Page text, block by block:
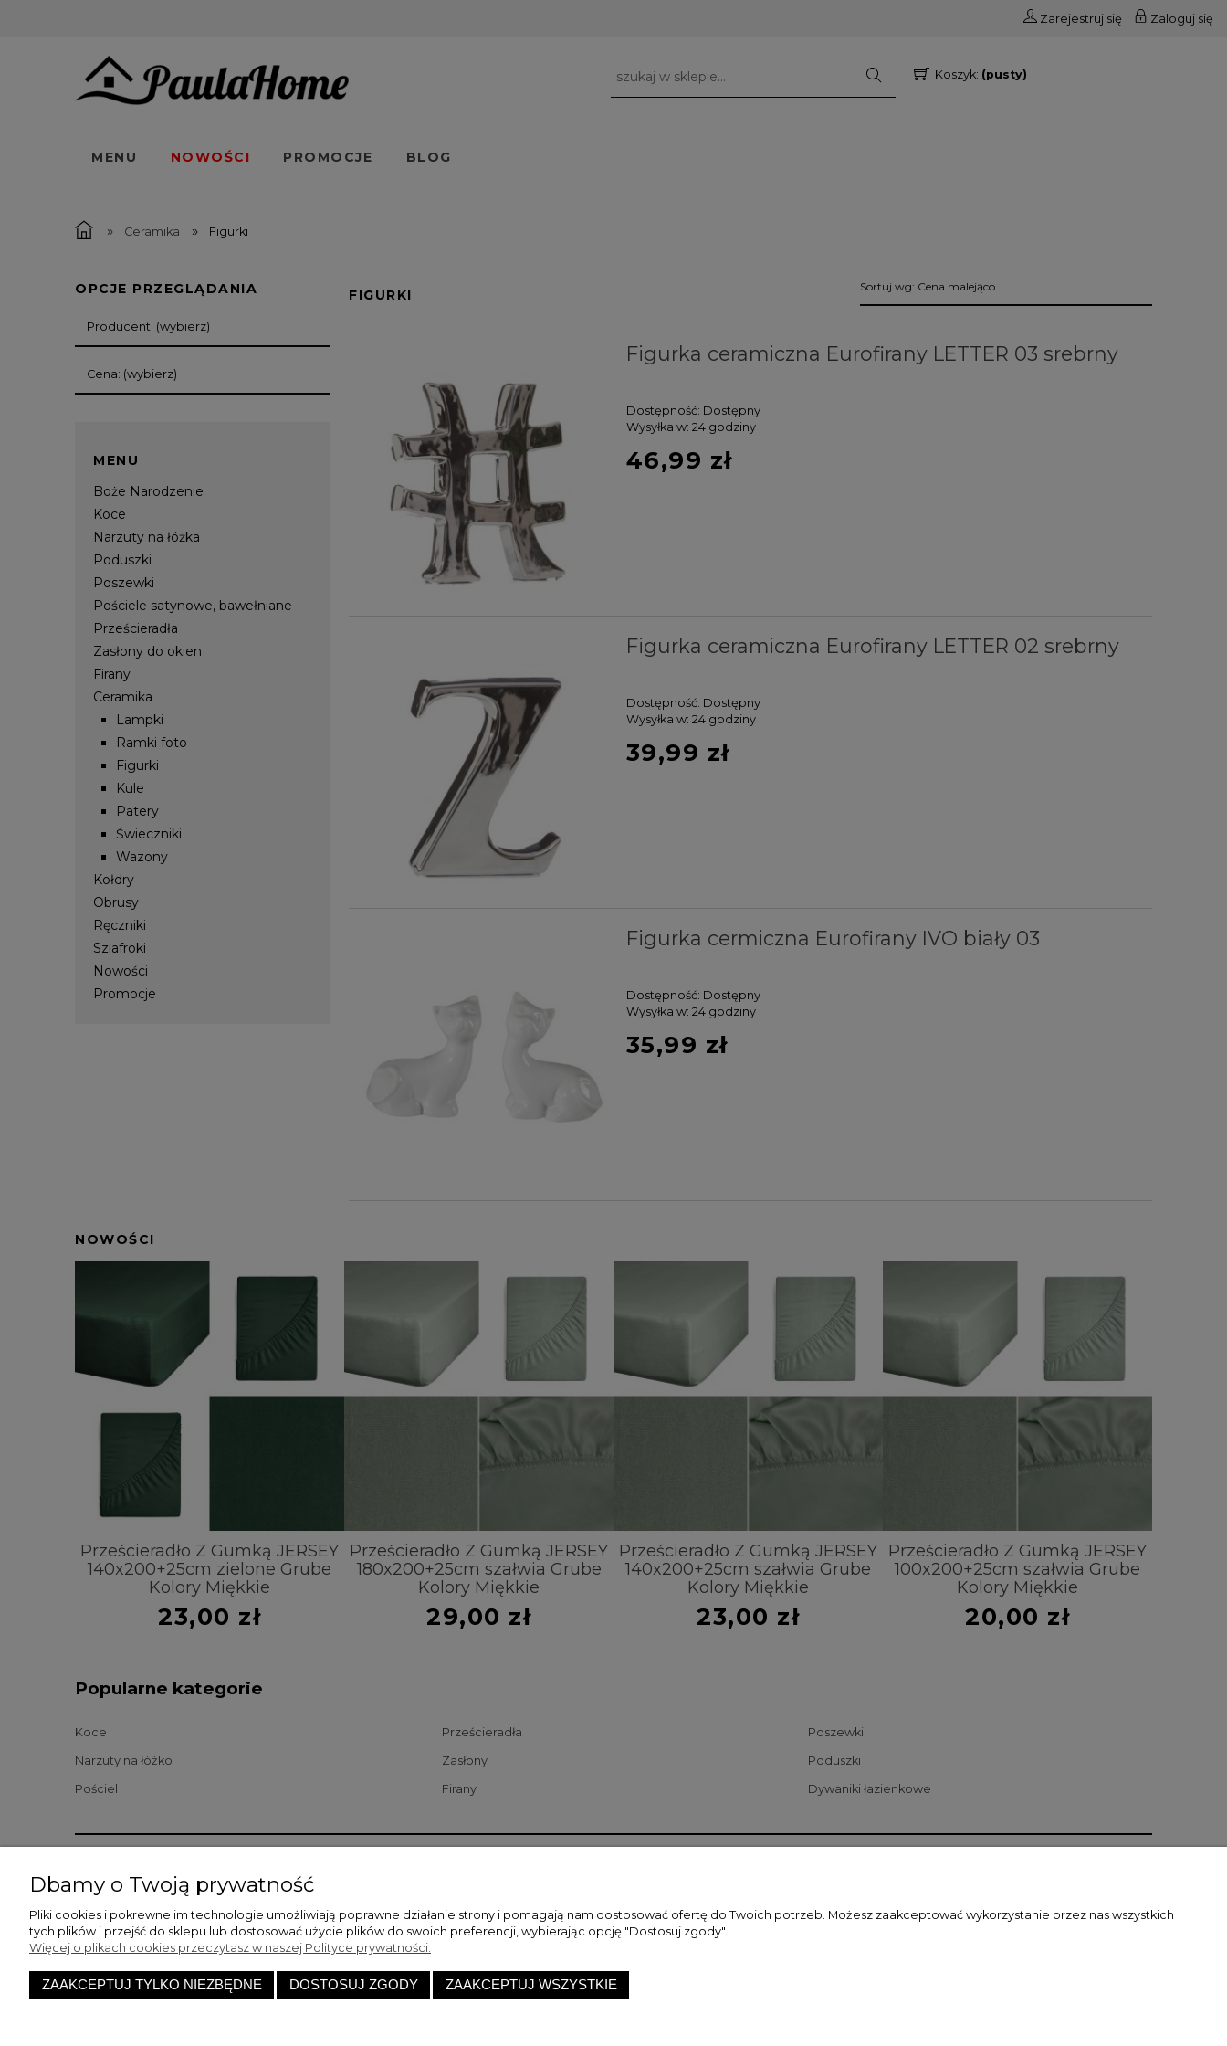
Zarejestruj się Zaloguj się
Koszyk: (pusty)
MENU NOWOŚCI PROMOCJE BLOG
» Ceramika » Figurki
OPCJE PRZEGLĄDANIA
Producent: (wybierz)
Cena: (wybierz)
MENU
Boże Narodzenie
Koce
Narzuty na łóżka
Poduszki
Poszewki
Pościele satynowe, bawełniane
Prześcieradła
Zasłony do okien
Firany
Ceramika
Lampki
Ramki foto
Figurki
Kule
Patery
Świeczniki
Wazony
Kołdry
Obrusy
Ręczniki
Szlafroki
Nowości
Promocje
FIGURKI
Sortuj wg: Cena malejąco
Figurka ceramiczna Eurofirany LETTER 03 srebrny
Dostępność: Dostępny
Wysyłka w: 24 godziny
46,99 zł
Figurka ceramiczna Eurofirany LETTER 02 srebrny
Dostępność: Dostępny
Wysyłka w: 24 godziny
39,99 zł
Figurka cermiczna Eurofirany IVO biały 03
Dostępność: Dostępny
Wysyłka w: 24 godziny
35,99 zł
NOWOŚCI
Prześcieradło Z Gumką JERSEY
140x200+25cm zielone Grube
Kolory Miękkie
23,00 zł
Prześcieradło Z Gumką JERSEY
180x200+25cm szałwia Grube
Kolory Miękkie
29,00 zł
Prześcieradło Z Gumką JERSEY
140x200+25cm szałwia Grube
Kolory Miękkie
23,00 zł
Prześcieradło Z Gumką JERSEY
100x200+25cm szałwia Grube
Kolory Miękkie
20,00 zł
Popularne kategorie
Koce
Narzuty na łóżko
Pościel
Prześcieradła
Zasłony
Firany
Poszewki
Poduszki
Dywaniki łazienkowe
Regulamin
Regulamin konta
Pliki cookies
Polityka prywatności
Jak kupować
Sposoby dostawy
Sposoby płatności
Dostępność produktów
Reklamacje i zwroty
Koszt dostawy
Twoje zamówienie
Przechowalnia
Śledzenie przesyłki
O firmie
Dbamy o Twoją prywatność
Pliki cookies i pokrewne im technologie umożliwiają poprawne działanie strony i pomagają nam dostosować ofertę do Twoich potrzeb. Możesz zaakceptować wykorzystanie przez nas wszystkich
tych plików i przejść do sklepu lub dostosować użycie plików do swoich preferencji, wybierając opcję "Dostosuj zgody".
Więcej o plikach cookies przeczytasz w naszej Polityce prywatności.
ZAAKCEPTUJ TYLKO NIEZBĘDNE DOSTOSUJ ZGODY ZAAKCEPTUJ WSZYSTKIE